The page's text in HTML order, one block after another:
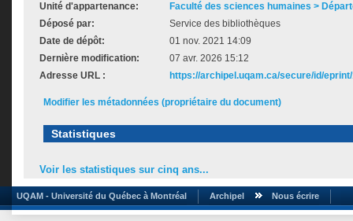
Unité d'appartenance:
Faculté des sciences humaines >
Déposé par:
Service des bibliothèques
Date de dépôt:
01 nov. 2021 14:09
Dernière modification:
07 avr. 2026 15:12
Adresse URL :
https://archipel.uqam.ca/secure/id/
Modifier les métadonnées (propriétaire du document)
Statistiques
Voir les statistiques sur cinq ans...
UQAM - Université du Québec à Montréal Archipel Nous écrire